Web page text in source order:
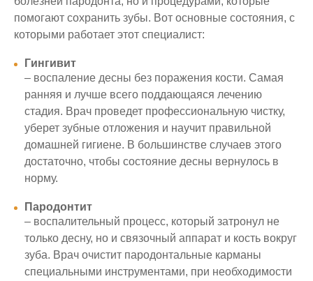
помогают сохранить зубы. Вот основные состояния, с
которыми работает этот специалист:
Гингивит
– воспаление десны без поражения кости. Самая
ранняя и лучше всего поддающаяся лечению
стадия. Врач проведет профессиональную чистку,
уберет зубные отложения и научит правильной
домашней гигиене. В большинстве случаев этого
достаточно, чтобы состояние десны вернулось в
норму.
Пародонтит
– воспалительный процесс, который затронул не
только десну, но и связочный аппарат и кость вокруг
зуба. Врач очистит пародонтальные карманы
специальными инструментами, при необходимости